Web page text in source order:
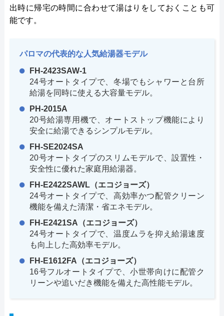
出時に帰宅の時間に合わせて湯はりをしておくことも可
能です。
パロマの代表的な人気給湯器モデル
FH-2423SAW-1
24号オートタイプで、冬場でもシャワーと台所
給湯を同時に使える大容量モデル。
PH-2015A
20号給湯専用機で、オートストップ機能により
安全に給湯できるシンプルモデル。
FH-SE2024SA
20号オートタイプのスリムモデルで、設置性・
安全性に優れた家庭用給湯器。
FH-E2422SAWL（エコジョーズ）
24号オートタイプで、高効率かつ配管クリーン
機能を備えた清潔・省エネモデル。
FH-E2421SA（エコジョーズ）
24号オートタイプで、温度ムラを抑え給湯速度
も向上した高効率モデル。
FH-E1612FA（エコジョーズ）
16号フルオートタイプで、小世帯向けに配管ク
リーンや追いだき機能を備えた高性能モデル。